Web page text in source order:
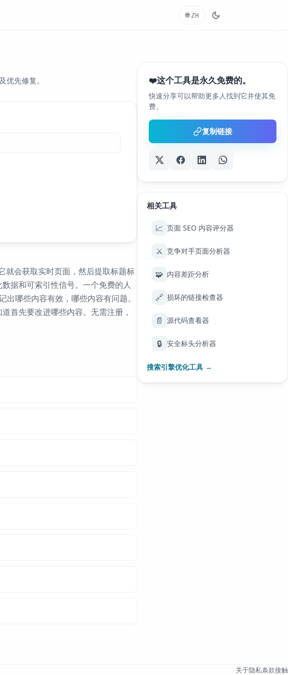
🌐 ZH
优先修复。
就会获取实时页面，然后提取标题标
据和可索引性信号。一个免费的人
哪些内容有效，哪些内容有问题。
首先要改进哪些内容。无需注册，
❤️这个工具是永久免费的。
快速分享可以帮助更多人找到它并使其免
费。
复制链接
相关工具
📈 页面 SEO 内容评分器
⚔️ 竞争对手页面分析器
🧩 内容差距分析
🔗 损坏的链接检查器
📄 源代码查看器
🔒 安全标头分析器
搜索引擎优化工具 →
关于隐私条款接触